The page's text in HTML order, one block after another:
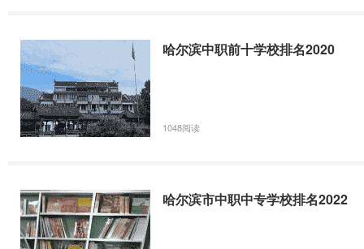
哈尔滨中职前十学校排名2020
1048阅读
哈尔滨市中职中专学校排名2022